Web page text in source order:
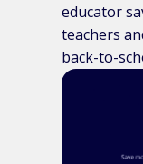
educator
teachers
back-to-